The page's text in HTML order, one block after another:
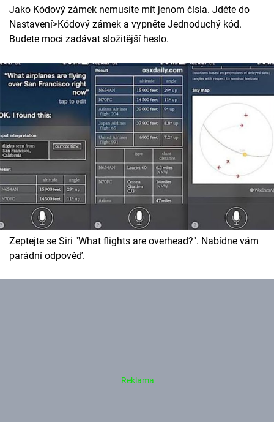
Jako Kódový zámek nemusíte mít jenom čísla. Jděte do
Nastavení>Kódový zámek a vypněte Jednoduchý kód.
Budete moci zadávat složitější heslo.
Zeptejte se Siri "What flights are overhead?". Nabídne vám
parádní odpověď.